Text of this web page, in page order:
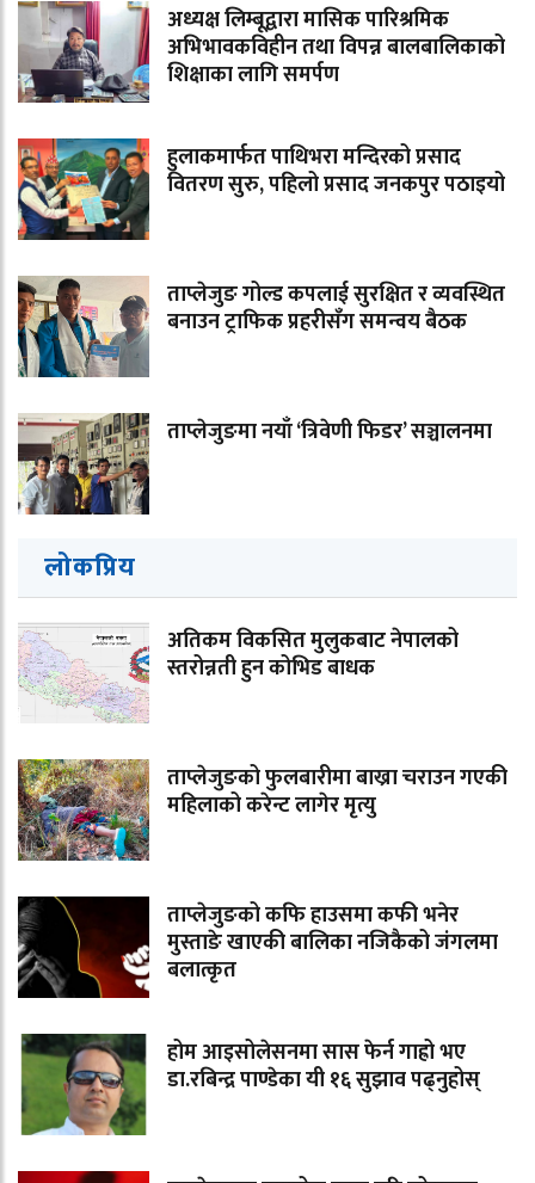
अध्यक्ष लिम्बूद्वारा मासिक पारिश्रमिक
अभिभावकविहीन तथा विपन्न बालबालिकाको
शिक्षाका लागि समर्पण
हुलाकमार्फत पाथिभरा मन्दिरको प्रसाद
वितरण सुरु, पहिलो प्रसाद जनकपुर पठाइयो
ताप्लेजुङ गोल्ड कपलाई सुरक्षित र व्यवस्थित
बनाउन ट्राफिक प्रहरीसँग समन्वय बैठक
ताप्लेजुङमा नयाँ ‘त्रिवेणी फिडर’ सञ्चालनमा
लोकप्रिय
अतिकम विकसित मुलुकबाट नेपालको
स्तरोन्नती हुन कोभिड बाधक
ताप्लेजुङको फुलबारीमा बाख्रा चराउन गएकी
महिलाको करेन्ट लागेर मृत्यु
ताप्लेजुङको कफि हाउसमा कफी भनेर
मुस्ताङे खाएकी बालिका नजिकैको जंगलमा
बलात्कृत
होम आइसोलेसनमा सास फेर्न गाह्रो भए
डा.रबिन्द्र पाण्डेका यी १६ सुझाव पढ्नुहोस्